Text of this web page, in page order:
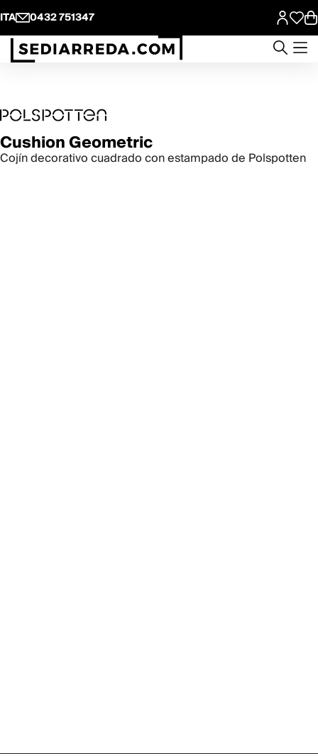
ITA 0432 751347
Cushion Geometric
Cojín decorativo cuadrado con estampado de Polspotten